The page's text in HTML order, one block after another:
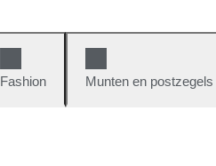
Fashion Munten en postzegels